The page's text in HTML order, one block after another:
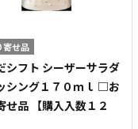
寄せ品
シフト シーザーサラダ
シング１７０ｍｌ □お
せ品 【購入入数１２